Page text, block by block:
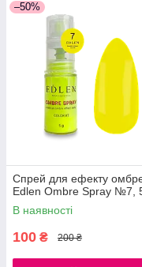
–50%
Спрей для ефекту
Edlen Ombre Spray №7,
В наявності
100 ₴ 200 ₴